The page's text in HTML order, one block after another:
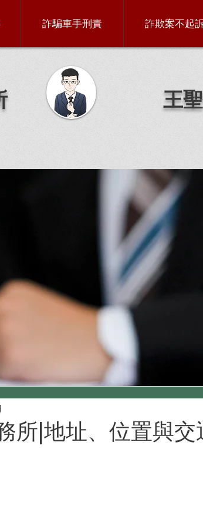
詐騙車手刑責 詐欺案不起
王
所|地址、位置與交